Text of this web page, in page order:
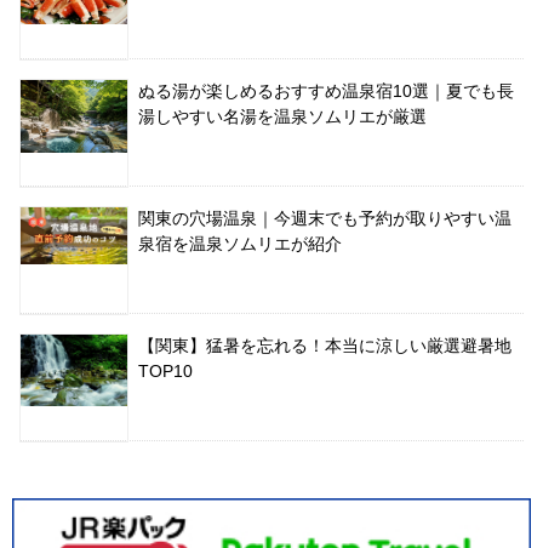
ぬる湯が楽しめるおすすめ温泉宿10選｜夏でも長
湯しやすい名湯を温泉ソムリエが厳選
関東の穴場温泉｜今週末でも予約が取りやすい温
泉宿を温泉ソムリエが紹介
【関東】猛暑を忘れる！本当に涼しい厳選避暑地
TOP10